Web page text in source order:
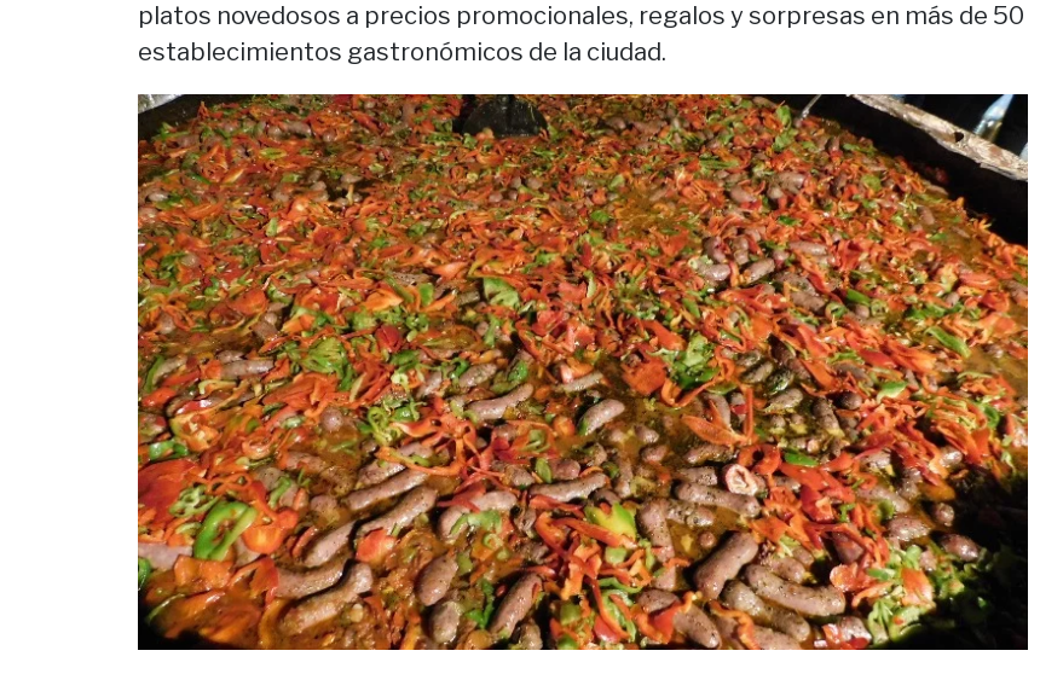
platos novedosos a precios promocionales, regalos y sorpresas en más de 50
establecimientos gastronómicos de la ciudad.